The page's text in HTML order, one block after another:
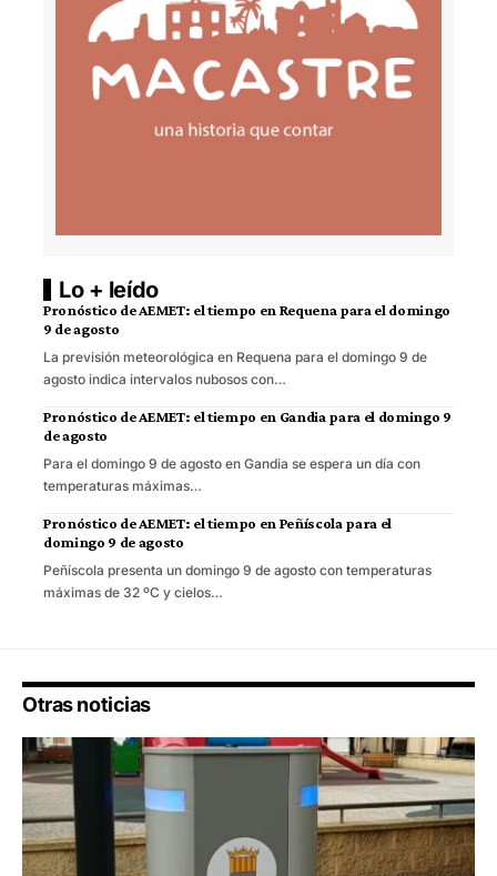
Lo + leído
Pronóstico de AEMET: el tiempo en Requena para el domingo
9 de agosto
La previsión meteorológica en Requena para el domingo 9 de
agosto indica intervalos nubosos con…
Pronóstico de AEMET: el tiempo en Gandia para el domingo 9
de agosto
Para el domingo 9 de agosto en Gandia se espera un día con
temperaturas máximas…
Pronóstico de AEMET: el tiempo en Peñíscola para el
domingo 9 de agosto
Peñíscola presenta un domingo 9 de agosto con temperaturas
máximas de 32 ºC y cielos…
Otras noticias